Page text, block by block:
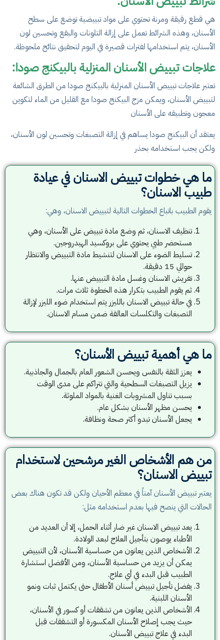
هي قطع رقيقة ومرنة تحتوي على مواد تبييضية توضع على سطح
الأسنان، وهذه الشرائط تعمل على إزالة التلونات والبقع وتحسين لون
الأسنان، يتم استخدامها لفترات قصيرة في اليوم لتحقيق نتائج ملحوظة.
علاجات تبييض الأسنان المنزلية بالبيكنج صودا:
تعتبر علاجات تبييض الأسنان المنزلية بالبيكنج صودا من الطرق الشائعة
لتبييض الأسنان، ويمكن مزج البيكنج صودا مع القليل من الماء لتكوين
معجون وتطبيقه على الأسنان
يعتقد أن البيكنج صودا يساهم في إزالة التصبغات وتحسين لون الأسنان،
ولكن يجب استخدامه بحذر
ما هي خطوات تبييض الاسنان في عيادة
طبيب الاسنان؟
يقوم الطبيب باتباع الخطوات التالية لتبييض الاسنان، وهي:
تنظيف الاسنان، ثم وضع مادة تبييض على الأسنان، وهي
مستحضر طبي يحتوي على بروكسيد الهيدروجين.
تسليط الضوء على الاسنان لتنشيط مادة التبييض والانتظار
حوالي 15 دقيقة.
تفريش الاسنان وغسل مادة التبييض عنها.
ثم يقوم الطبيب بتكرار هذه الخطوة ثلاث مرات.
في حالة تبييض الاسنان بالليزر يتم استخدام ضوء الليزر لإزالة
التصبغات والتكلسات العالقة ضمن مسام الاسنان.
ما هي أهمية تبييض الأسنان؟
يعزز الثقة بالنفس ويحسن الشعور العام بالجمال والجاذبية.
يزيل التصبغات السطحية والتي تتراكم على مدى الوقت
بسبب تناول المشروبات الغنية بالمواد الملوثة.
يحسن مظهر الأسنان بشكل عام.
يجعل الأسنان تبدو أكثر صحة ونظافة.
من هم الأشخاص الغير مرشحين لاستخدام
تبييض الاسنان؟
يعتبر تبييض الأسنان آمناً في معظم الأحيان ولكن قد تكون هناك بعض
الحالات التي ينصح فيها بعدم استخدامه مثل:
يعد تبييض الاسنان غير ضار أثناء الحمل، إلا أن العديد من
الأطباء يوصون بتأجيل العلاج لبعد الولادة.
الأشخاص الذين يعانون من حساسية الأسنان، لأن التبييض
يمكن أن يزيد من حساسية الأسنان، ومن الأفضل استشارة
الطبيب قبل البدء في أي علاج.
يفضل تأجيل تبييض أسنان الأطفال حتى يكتمل ثبات ونمو
الأسنان اللبنية.
الأشخاص الذين يعانون من تشققات أو كسور في الأسنان،
حيث يجب إصلاح الأسنان المكسورة أو التشققات قبل
البدء في علاج تبييض الأسنان.